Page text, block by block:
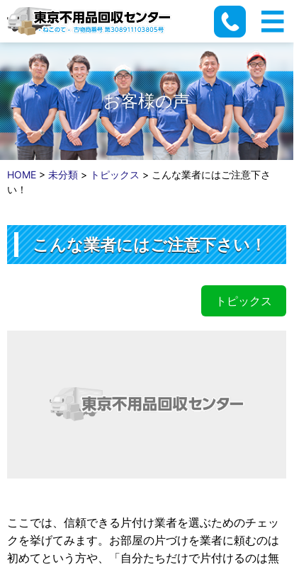
お客様の声
HOME > 未分類 > トピックス > こんな業者にはご注意下さ
い！
こんな業者にはご注意下さい！
トピックス
ここでは、信頼できる片付け業者を選ぶためのチェッ
クを挙げてみます。お部屋の片づけを業者に頼むのは
初めてという方や、「自分たちだけで片付けるのは無